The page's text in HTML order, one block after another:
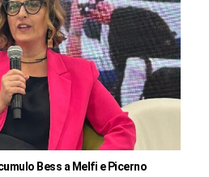
Bess a Melfi e Picerno